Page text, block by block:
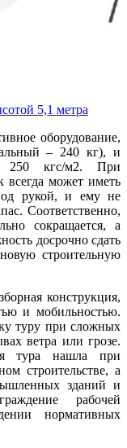
5,1 метра
оборудование,
– 240 кг), и
250 кгс/м2. При
всегда может иметь
рукой, и ему не
Соответственно,
сокращается, а
досрочно сдать
строительную
конструкция,
и мобильностью.
туру при сложных
ветра или грозе.
тура нашла при
строительстве, а
зданий и
рабочей
нормативных